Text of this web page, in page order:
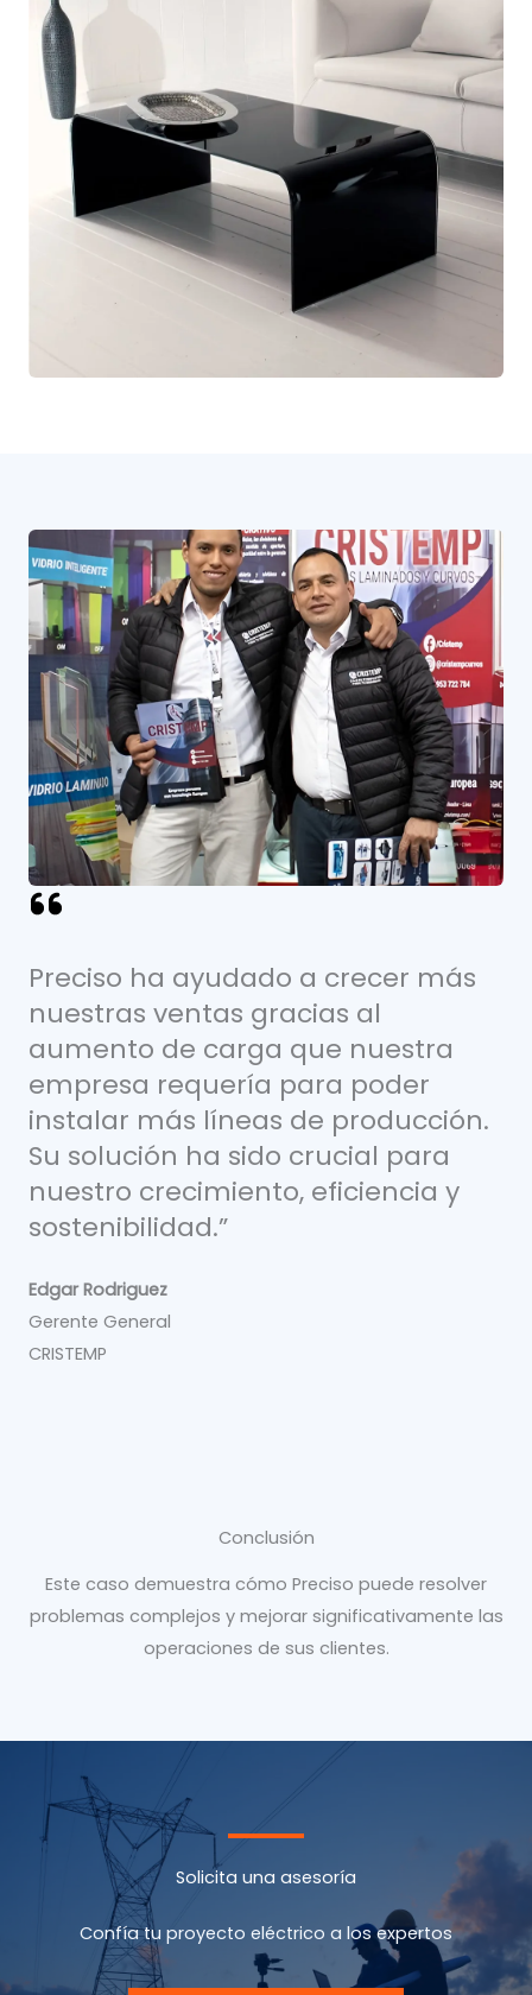
Preciso ha ayudado a crecer más
nuestras ventas gracias al
aumento de carga que nuestra
empresa requería para poder
instalar más líneas de producción.
Su solución ha sido crucial para
nuestro crecimiento, eficiencia y
sostenibilidad.”
Edgar Rodriguez
Gerente General
CRISTEMP
Conclusión
Este caso demuestra cómo Preciso puede resolver
problemas complejos y mejorar significativamente las
operaciones de sus clientes.
Solicita una asesoría
Confía tu proyecto eléctrico a los expertos